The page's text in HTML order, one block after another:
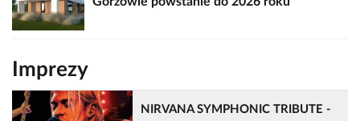
Imprezy
NIRVANA SYMPHONIC TRIBUTE -